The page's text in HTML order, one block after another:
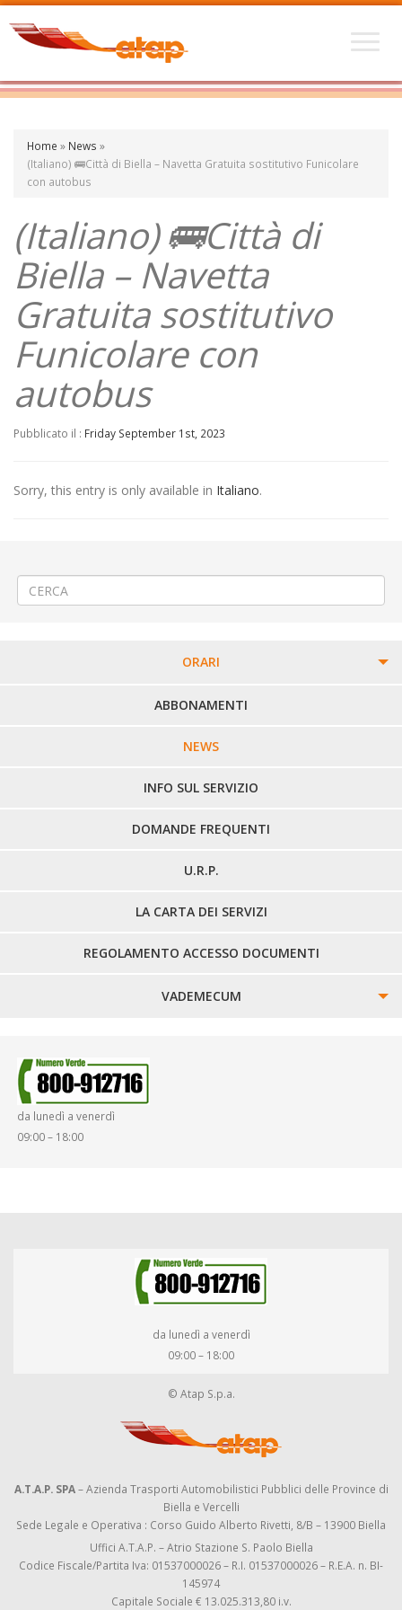
Home » News »
(Italiano) 🚌Città di Biella – Navetta Gratuita sostitutivo Funicolare
con autobus
(Italiano) 🚌Città di
Biella – Navetta
Gratuita sostitutivo
Funicolare con
autobus
Pubblicato il : Friday September 1st, 2023
Sorry, this entry is only available in Italiano.
ORARI
PERCORSI URBANI IN BIELLA
LINEE URBANE VERCELLI
LINEE EXTRAURBANE
ABBONAMENTI
NEWS
INFO SUL SERVIZIO
DOMANDE FREQUENTI
U.R.P.
LA CARTA DEI SERVIZI
REGOLAMENTO ACCESSO DOCUMENTI
VADEMECUM
SMARRIMENTO OGGETTI
da lunedì a venerdì
09:00 – 18:00
da lunedì a venerdì
09:00 – 18:00
© Atap S.p.a.
A.T.A.P. SPA– Azienda Trasporti Automobilistici Pubblici delle Province di
Biella e Vercelli
Sede Legale e Operativa : Corso Guido Alberto Rivetti, 8/B – 13900 Biella
Uffici A.T.A.P. – Atrio Stazione S. Paolo Biella
Codice Fiscale/Partita Iva: 01537000026 – R.I. 01537000026 – R.E.A. n. BI-
145974
Capitale Sociale € 13.025.313,80 i.v.